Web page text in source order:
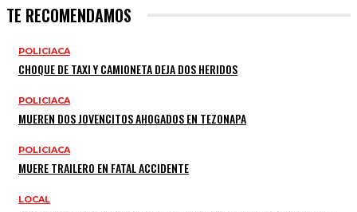
TE RECOMENDAMOS
POLICIACA
CHOQUE DE TAXI Y CAMIONETA DEJA DOS HERIDOS
POLICIACA
MUEREN DOS JOVENCITOS AHOGADOS EN TEZONAPA
POLICIACA
MUERE TRAILERO EN FATAL ACCIDENTE
LOCAL